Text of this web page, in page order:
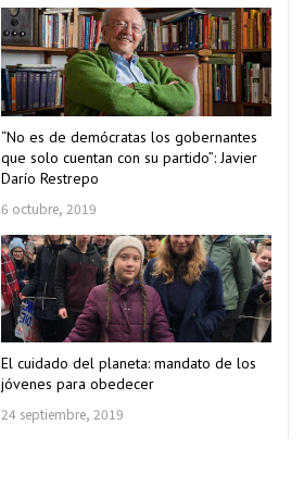
“No es de demócratas los gobernantes
que solo cuentan con su partido”: Javier
Darío Restrepo
6 octubre, 2019
El cuidado del planeta: mandato de los
jóvenes para obedecer
24 septiembre, 2019